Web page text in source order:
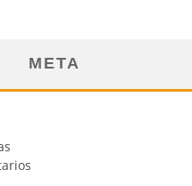
META